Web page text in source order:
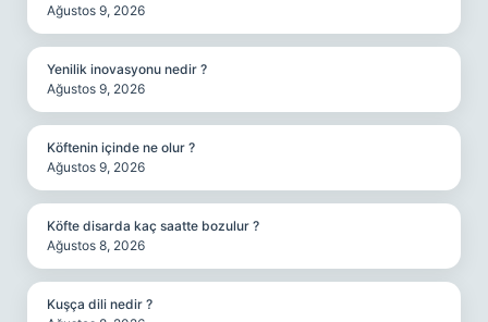
Ağustos 9, 2026
Yenilik inovasyonu nedir ?
Ağustos 9, 2026
Köftenin içinde ne olur ?
Ağustos 9, 2026
Köfte disarda kaç saatte bozulur ?
Ağustos 8, 2026
Kuşça dili nedir ?